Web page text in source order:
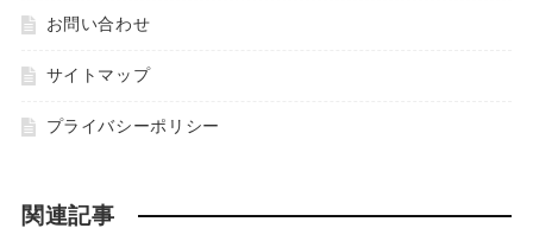
お問い合わせ
サイトマップ
プライバシーポリシー
関連記事